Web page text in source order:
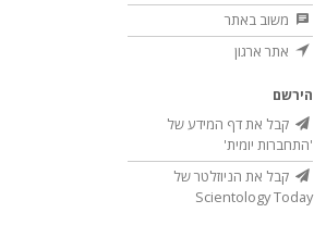
משוב באתר
אתר ארגון
הירשם
קבל את דף המידע של
'התחברות יומית'
קבל את הניוזלטר של
Scientology Today